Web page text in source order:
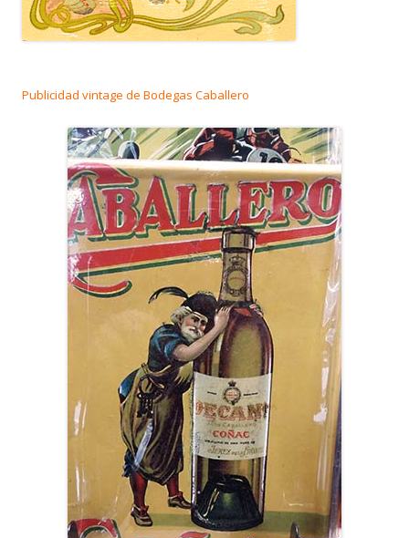
Publicidad vintage de Bodegas Caballero